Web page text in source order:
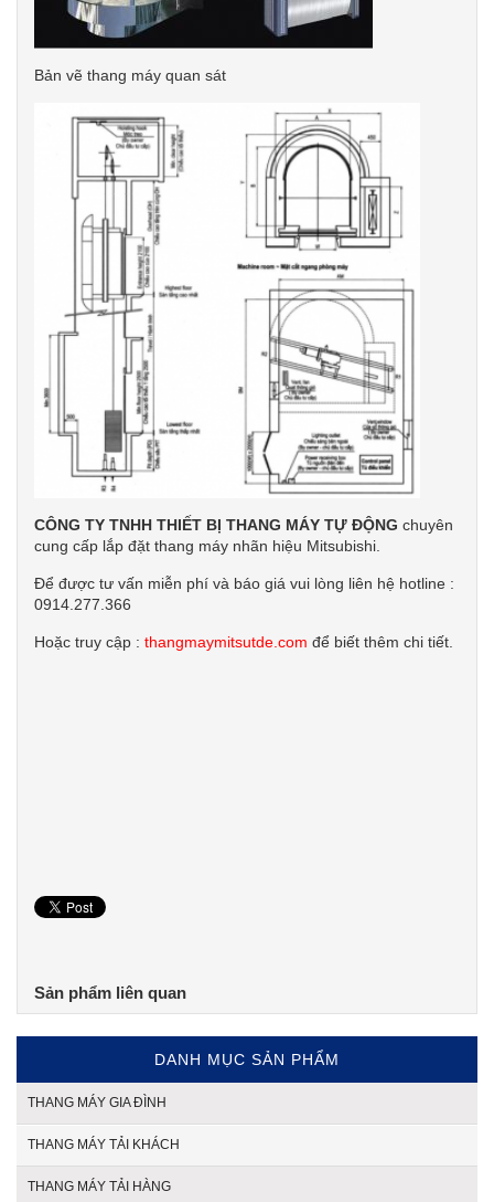
Bản vẽ thang máy quan sát
CÔNG TY TNHH THIẾT BỊ THANG MÁY TỰ ĐỘNG chuyên
cung cấp lắp đặt thang máy nhãn hiệu Mitsubishi.
Để được tư vấn miễn phí và báo giá vui lòng liên hệ hotline :
0914.277.366
Hoặc truy cập : thangmaymitsutde.com để biết thêm chi tiết.
Sản phẩm liên quan
DANH MỤC SẢN PHẨM
THANG MÁY GIA ĐÌNH
THANG MÁY TẢI KHÁCH
THANG MÁY TẢI HÀNG